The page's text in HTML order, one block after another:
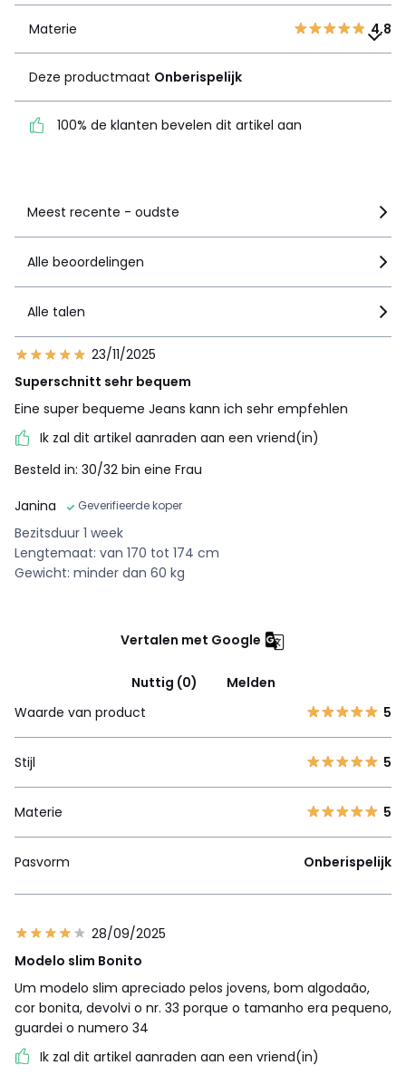
Deze productmaat
dit artikel aan
Materie 4,8
Deze productmaat Onberispelijk
100% de klanten bevelen dit artikel aan
Meest recente - oudste
Alle beoordelingen
Alle talen
23/11/2025
Superschnitt sehr bequem
Eine super bequeme Jeans kann ich sehr empfehlen
Ik zal dit artikel aanraden aan een vriend(in)
Besteld in: 30/32 bin eine Frau
Janina
Geverifieerde koper
Bezitsduur 1 week
Lengtemaat: van 170 tot 174 cm
Gewicht: minder dan 60 kg
Vertalen met Google
Nuttig (0)
Melden
Waarde van product
5
Stijl 5
Materie 5
Pasvorm Onberispelijk
28/09/2025
Modelo slim Bonito
Um modelo slim apreciado pelos jovens, bom algodaão,
cor bonita, devolvi o nr. 33 porque o tamanho era pequeno,
guardei o numero 34
Ik zal dit artikel aanraden aan een vriend(in)